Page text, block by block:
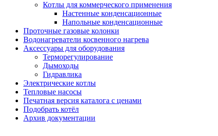
Котлы для коммерческого применения
Настенные конденсационные
Напольные конденсационные
Проточные газовые колонки
Водонагреватели косвенного нагрева
Аксессуары для оборудования
Терморегулирование
Дымоходы
Гидравлика
Электрические котлы
Тепловые насосы
Печатная версия каталога с ценами
Подобрать котёл
Архив документации